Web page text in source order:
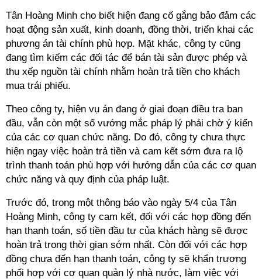
Tân Hoàng Minh cho biết hiện đang cố gắng bảo đảm các
hoạt động sản xuất, kinh doanh, đồng thời, triển khai các
phương án tài chính phù hợp. Mặt khác, công ty cũng
đang tìm kiếm các đối tác để bán tài sản được phép và
thu xếp nguồn tài chính nhằm hoàn trả tiền cho khách
mua trái phiếu.
Theo công ty, hiện vụ án đang ở giai đoạn điều tra ban
đầu, vẫn còn một số vướng mắc pháp lý phải chờ ý kiến
của các cơ quan chức năng. Do đó, công ty chưa thực
hiện ngay việc hoàn trả tiền và cam kết sớm đưa ra lộ
trình thanh toán phù hợp với hướng dẫn của các cơ quan
chức năng và quy định của pháp luật.
Trước đó, trong một thông báo vào ngày 5/4 của Tân
Hoàng Minh, công ty cam kết, đối với các hợp đồng đến
hạn thanh toán, số tiền đầu tư của khách hàng sẽ được
hoàn trả trong thời gian sớm nhất. Còn đối với các hợp
đồng chưa đến hạn thanh toán, công ty sẽ khẩn trương
phối hợp với cơ quan quản lý nhà nước, làm việc với